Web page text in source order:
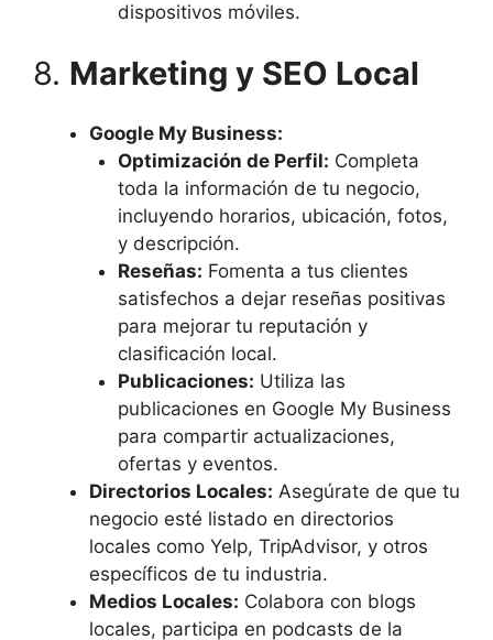
dispositivos móviles.
8. Marketing y SEO Local
Google My Business:
Optimización de Perfil: Completa
toda la información de tu negocio,
incluyendo horarios, ubicación, fotos,
y descripción.
Reseñas: Fomenta a tus clientes
satisfechos a dejar reseñas positivas
para mejorar tu reputación y
clasificación local.
Publicaciones: Utiliza las
publicaciones en Google My Business
para compartir actualizaciones,
ofertas y eventos.
Directorios Locales: Asegúrate de que tu
negocio esté listado en directorios
locales como Yelp, TripAdvisor, y otros
específicos de tu industria.
Medios Locales: Colabora con blogs
locales, participa en podcasts de la